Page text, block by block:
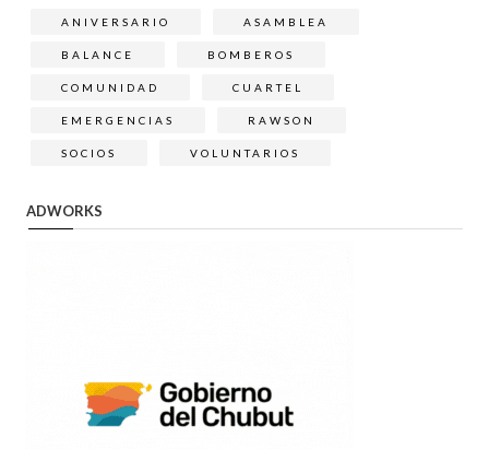
ANIVERSARIO ASAMBLEA
BALANCE BOMBEROS
COMUNIDAD CUARTEL
EMERGENCIAS RAWSON
SOCIOS VOLUNTARIOS
ADWORKS